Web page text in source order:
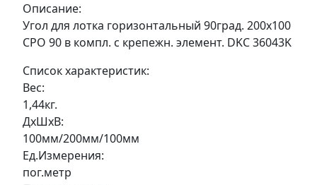
Описание:
Угол для лотка горизонтальный 90град. 200х100
CPO 90 в компл. с крепежн. элемент. DKC 36043K
Список характеристик:
Вес:
1,44кг.
ДxШxВ:
100мм/200мм/100мм
Ед.Измерения:
пог.метр